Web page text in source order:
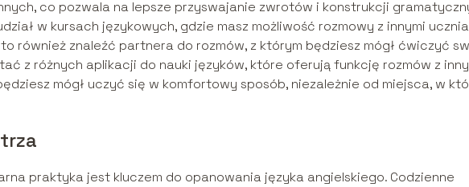
co pozwala na lepsze przyswajanie zwrotów i konstrukcji
w kursach językowych, gdzie masz możliwość rozmowy z innymi
również znaleźć partnera do rozmów, z którym będziesz mógł ćwiczyć
z różnych aplikacji do nauki języków, które oferują funkcję rozmów z
mógł uczyć się w komfortowy sposób, niezależnie od miejsca, w
praktyka jest kluczem do opanowania języka angielskiego. Codzienne